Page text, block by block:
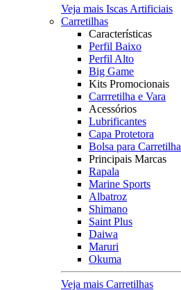
Veja mais Iscas Artificiais
Carretilhas
Características
Perfil Baixo
Perfil Alto
Big Game
Kits Promocionais
Carrretilha e Vara
Acessórios
Lubrificantes
Capa Protetora
Bolsa para Carretilha
Principais Marcas
Rapala
Marine Sports
Albatroz
Shimano
Saint Plus
Daiwa
Maruri
Okuma
Veja mais Carretilhas